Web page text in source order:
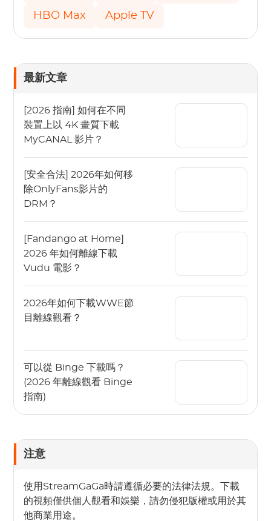
HBO Max Apple TV
最新文章
[2026 指南] 如何在不同
裝置上以 4K 畫質下載
MyCANAL 影片？
[安全合法] 2026年如何移
除OnlyFans影片的
DRM？
[Fandango at Home]
2026 年如何離線下載
Vudu 電影？
2026年如何下載WWE節
目離線觀看？
可以從 Binge 下載嗎？
(2026 年離線觀看 Binge
指南)
注意
使用StreamGaGa時請遵循必要的法律法規。下載
的視頻僅供個人觀看和娛樂，請勿侵犯版權或用於其
他商業用途。